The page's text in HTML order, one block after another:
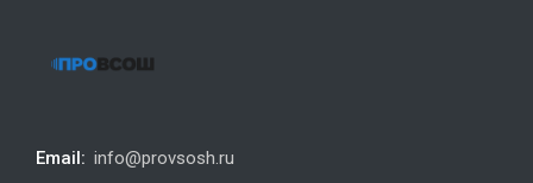
Email: info@provsosh.ru